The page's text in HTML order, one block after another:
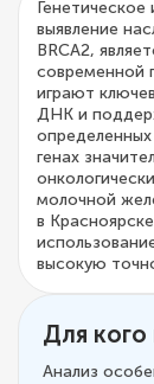
выявление
BRCA2,
современной
играют
ДНК и
генах
молочной
в
высокую
Для кого
Анализ